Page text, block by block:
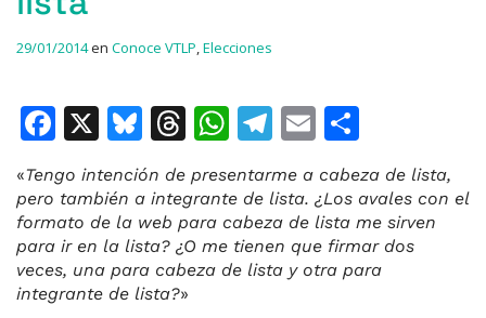
29/01/2014en Conoce VTLP,Elecciones
F
c
e
b
o
X
Bl
u
e
s
k
y
T
re
a
d
s
W
at
s
A
T
e
gr
a
E
m
ai
l
m
p
ar
«Tengo intención de presentarme a cabeza de lista,
pero también a integrante de lista. ¿Los avales con el
formato de la web para cabeza de lista me sirven
para ir en la lista? ¿O me tienen que firmar dos
veces, una para cabeza de lista y otra para
integrante de lista?»